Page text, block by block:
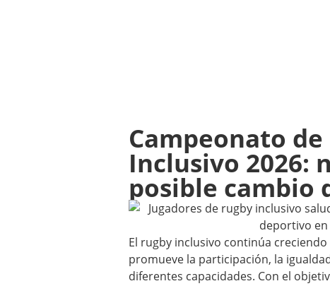
Campeonato de
Inclusivo 2026:
posible cambio
El rugby inclusivo continúa
promueve la participación, la
diferentes capacidades. Con el